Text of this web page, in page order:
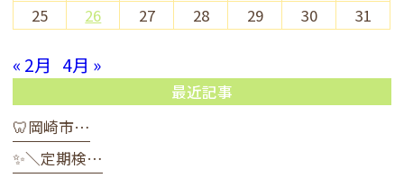
25
26 27 28 29 30 31
« 2月 4月 »
最近記事
🦷岡崎市…
✨＼定期検…